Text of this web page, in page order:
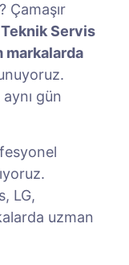
Çamaşır
Servis
markalarda
gün
LG,
uzman